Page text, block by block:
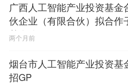
广西人工智能产业投资基金
伙企业（有限合伙）拟合作
基金公示
两个月前
烟台市人工智能产业投资基
招GP